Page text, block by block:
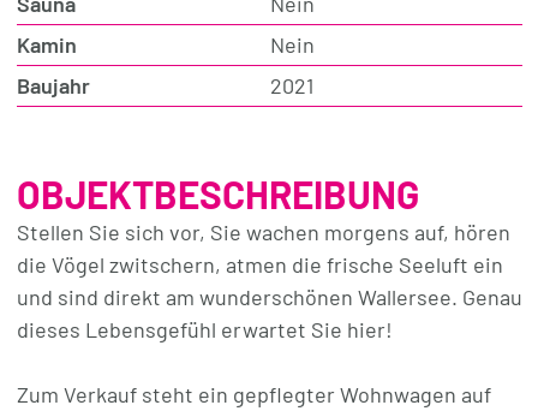
Kamin
Nein
Baujahr
2021
OBJEKTBESCHREIBUNG
Stellen Sie sich vor, Sie wachen morgens auf, hören
die Vögel zwitschern, atmen die frische Seeluft ein
und sind direkt am wunderschönen Wallersee. Genau
dieses Lebensgefühl erwartet Sie hier!
Zum Verkauf steht ein gepflegter Wohnwagen auf